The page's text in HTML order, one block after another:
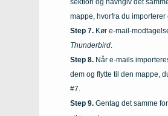
sektion og navngiv det
mappe, hvorfra du importerer
Kør e-mail-
Thunderbird.
Når e-mails
dem og flytte til den mappe,
#7.
Gentag det samme